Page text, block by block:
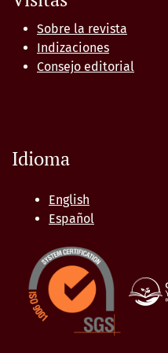
Sobre la revista
Indizaciones
Consejo editorial
Idioma
English
Español